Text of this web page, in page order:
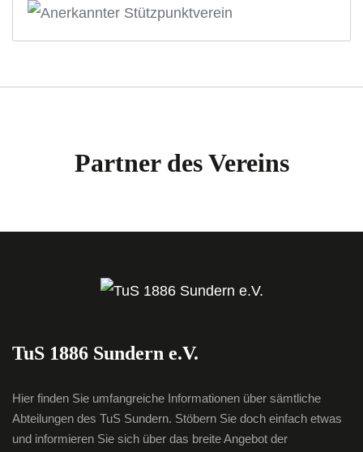
Partner des Vereins
TuS 1886 Sundern e.V.
Hier finden Sie umfangreiche Informationen über sämtliche
Abteilungen des TuS Sundern. Stöbern Sie doch einfach etwas
und informieren Sie sich über das breite Angebot der